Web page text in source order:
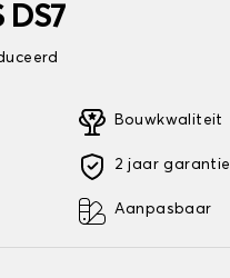
DS7
Bouwkwaliteit
2 jaar garantie
Aanpasbaar